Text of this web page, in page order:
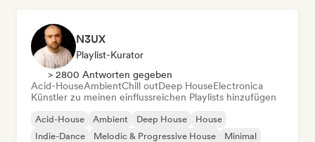
N3UX
Playlist-Kurator
> 2800 Antworten gegeben
Acid-HouseAmbientChill outDeep HouseElectronica
Künstler zu meinen einflussreichen Playlists hinzufügen
Acid-House Ambient Deep House
House
Indie-Dance
Melodic & Progressive House
Minimal